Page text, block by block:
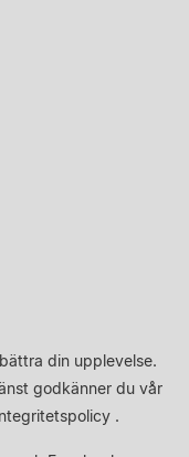
din upplevelse.
godkänner du vår
.